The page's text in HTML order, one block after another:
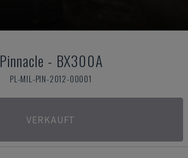
Pinnacle - BX300A
PL-MIL-PIN-2012-00001
VERKAUFT